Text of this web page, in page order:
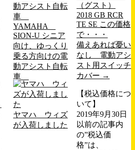
YAMAHA
SION-U シニア
向け、ゆっくり
乗る方向けの電
動アシスト自転
車
ヤマハ ウィズ
が入荷しました
（グスト）
2018 GB RCR
TE SE この価格
で・・・
備えあれば憂い
なし 電動アシ
スト用スイッチ
カバー →
【税込価格につ
いて】
2019年9月30日
以前の記事内
の”税込価
格”は、